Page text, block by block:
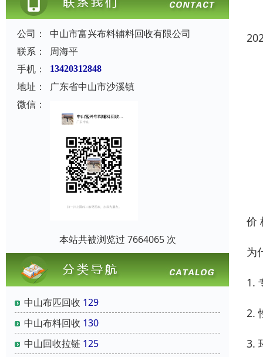
公司：
中山市富兴布料辅料回收有限公司
联系：
周海平
手机：
13420312848
地址：
广东省中山市沙溪镇
微信：
本站共被浏览过 7664065 次
中山布匹回收 129
中山布料回收 130
中山回收拉链 125
价
为
1.
2.
3.